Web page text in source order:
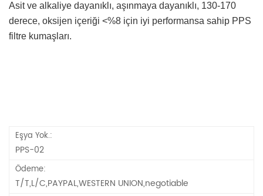
Asit ve alkaliye dayanıklı, aşınmaya dayanıklı, 130-170
derece, oksijen içeriği <%8 için iyi performansa sahip PPS
filtre kumaşları.
Eşya Yok.:
PPS-02
Ödeme:
T/T,L/C,PAYPAL,WESTERN UNION,negotiable